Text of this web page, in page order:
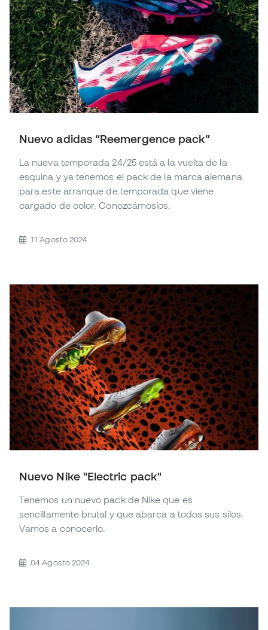
Nuevo adidas “Reemergence pack”
La nueva temporada 24/25 está a la vuelta de la
esquina y ya tenemos el pack de la marca alemana
para este arranque de temporada que viene
cargado de color. Conozcámoslos.
11 Agosto 2024
Nuevo Nike "Electric pack"
Tenemos un nuevo pack de Nike que es
sencillamente brutal y que abarca a todos sus silos.
Vamos a conocerlo.
04 Agosto 2024